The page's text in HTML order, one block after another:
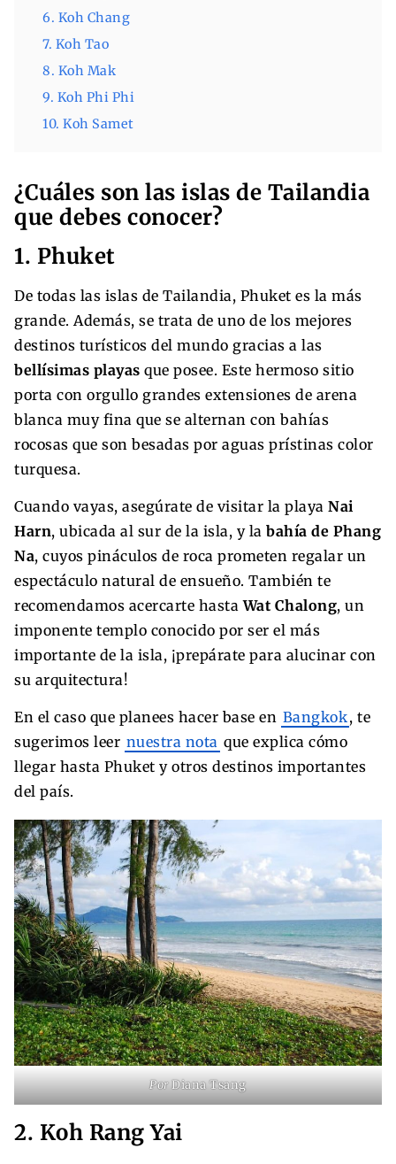
6. Koh Chang
7. Koh Tao
8. Koh Mak
9. Koh Phi Phi
10. Koh Samet
¿Cuáles son las islas de Tailandia
que debes conocer?
1. Phuket
De todas las islas de Tailandia, Phuket es la más
grande. Además, se trata de uno de los mejores
destinos turísticos del mundo gracias a las
bellísimas playas que posee. Este hermoso sitio
porta con orgullo grandes extensiones de arena
blanca muy fina que se alternan con bahías
rocosas que son besadas por aguas prístinas color
turquesa.
Cuando vayas, asegúrate de visitar la playa Nai
Harn, ubicada al sur de la isla, y la bahía de Phang
Na, cuyos pináculos de roca prometen regalar un
espectáculo natural de ensueño. También te
recomendamos acercarte hastaWat Chalong, un
imponente templo conocido por ser el más
importante de la isla, ¡prepárate para alucinar con
su arquitectura!
En el caso que planees hacer base en Bangkok, te
sugerimos leer nuestra nota que explica cómo
llegar hasta Phuket y otros destinos importantes
del país.
PorDiana Tsang
2. Koh Rang Yai